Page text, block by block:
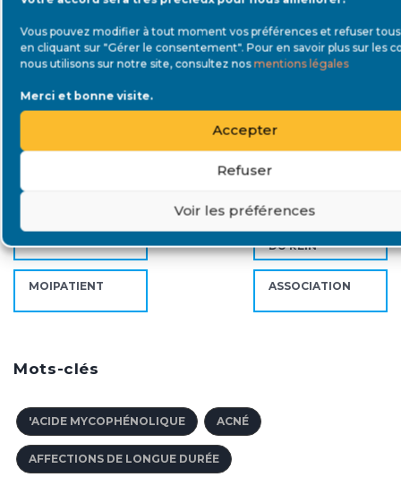
Vous pouvez modifier à tout moment vos préférences et refuser
en cliquant sur "Gérer le consentement". Pour en savoir plus sur les
nous utilisons sur notre site, consultez nos mentions légales
Merci et bonne visite.
Accepter
Refuser
Voir les préférences
INSUFFISANCE
RÉNALE
TÉMOIGNAGE
SAVOIR
ÉVÉNEMENT
VIDÉO
ETATS GÉNÉRAUX
DU REIN
MOIPATIENT ASSOCIATION
Mots-clés
'ACIDE MYCOPHÉNOLIQUE ACNÉ
AFFECTIONS DE LONGUE DURÉE